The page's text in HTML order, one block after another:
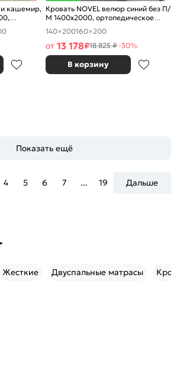
кашемир, Кровать NOVEL велюр синий без П/
М 1400x2000, ортопедическое
основание, изголовье мягкое
140×200160×200
от 13 178₽18 825 ₽-30%
В корзину
Показать ещё
4 5 6 7 ... 19 Дальше
Жесткие Двуспальные матрасы